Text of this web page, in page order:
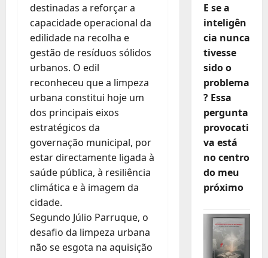
destinadas a reforçar a
capacidade operacional da
edilidade na recolha e
gestão de resíduos sólidos
urbanos. O edil
reconheceu que a limpeza
urbana constitui hoje um
dos principais eixos
estratégicos da
governação municipal, por
estar directamente ligada à
saúde pública, à resiliência
climática e à imagem da
cidade.
Segundo Júlio Parruque, o
desafio da limpeza urbana
não se esgota na aquisição
E se a
inteligên
cia nunca
tivesse
sido o
problema
? Essa
pergunta
provocati
va está
no centro
do meu
próximo